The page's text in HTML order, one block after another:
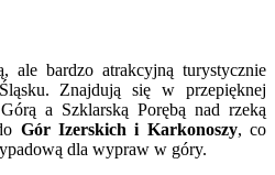
ale bardzo atrakcyjną turystycznie
Znajdują się w przepięknej
a Szklarską Porębą nad rzeką
Gór Izerskich i Karkonoszy, co
dla wypraw w góry.